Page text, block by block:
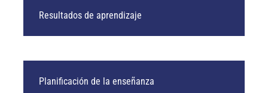
Resultados de aprendizaje
Planificación de la enseñanza